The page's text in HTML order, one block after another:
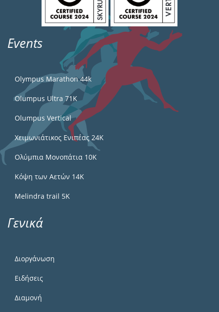
Events
Olympus Marathon 44k
Olumpus Ultra 71K
Olumpus Vertical
Χειμωνιάτικος Ενιπέας 24Κ
Ολύμπια Μονοπάτια 10Κ
Κόψη των Αετών 14Κ
Melindra trail 5Κ
Γενικά
Διοργάνωση
Ειδήσεις
Διαμονή